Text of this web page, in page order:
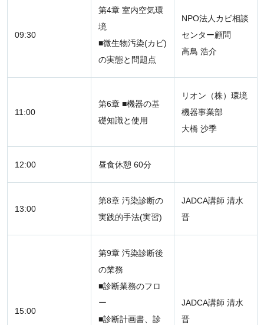
09:30
第4章 室内空気環
境
■微生物汚染(カビ)
の実態と問題点
NPO法人カビ相談
センター顧問
高鳥 浩介
11:00
第6章 ■機器の基
礎知識と使用
リオン（株）環境
機器事業部
大橋 沙季
12:00 昼食休憩 60分
13:00
第8章 汚染診断の
実践的手法(実習)
JADCA講師 清水
晋
15:00
第9章 汚染診断後
の業務
■診断業務のフロ
ー
■診断計画書、診
JADCA講師 清水
晋